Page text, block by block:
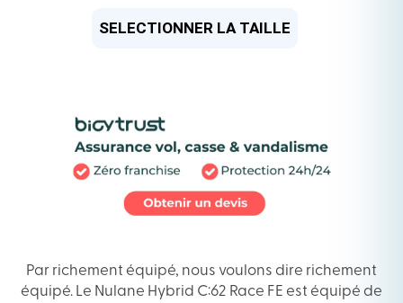
Par richement équipé, nous voulons dire richement
équipé. Le Nulane Hybrid C:62 Race FE est équipé de